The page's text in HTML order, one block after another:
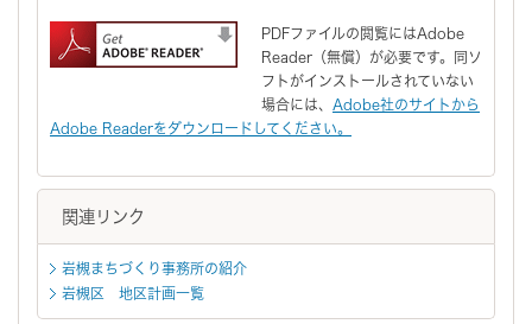
PDFファイルの閲覧にはAdobe
Reader（無償）が必要です。同ソ
フトがインストールされていない
場合には、 Adobe社のサイトから
Adobe Readerをダウンロードしてください。
関連リンク
岩槻まちづくり事務所の紹介
岩槻区 地区計画一覧